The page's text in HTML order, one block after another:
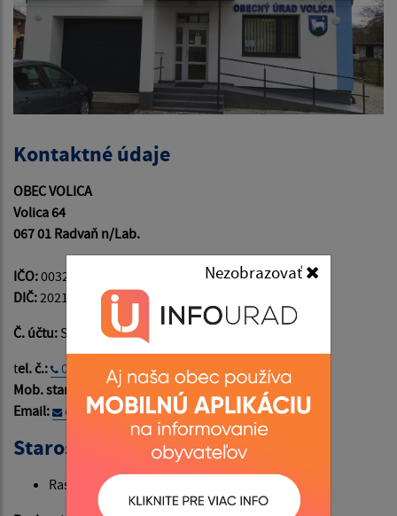
Nezobrazovať
Kontaktné údaje
OBEC VOLICA
Volica 64
067 01 Radvaň n/Lab.
IČO:00323721
DIČ: 2021173880
Č. účtu: SK68 0200 0000 0000 3252 2532
tel. č.:
057/7394113
Mob. starosta:
0915 109 918
Email:
ouvolica@gmail.com
Starosta obce
Rastislav Serdula